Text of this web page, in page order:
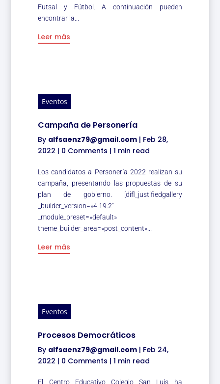
Futsal y Fútbol. A continuación pueden
encontrar la...
Leer más
Eventos
Campaña de Personería
By alfsaenz79@gmail.com | Feb 28,
2022 | 0 Comments |1 min read
Los candidatos a Personería 2022 realizan su
campaña, presentando las propuestas de su
plan de gobierno. [difl_justifiedgallery
_builder_version=»4.19.2″
_module_preset=»default»
theme_builder_area=»post_content»...
Leer más
Eventos
Procesos Democráticos
By alfsaenz79@gmail.com | Feb 24,
2022 | 0 Comments |1 min read
El Centro Educativo Colegio San Luis ha